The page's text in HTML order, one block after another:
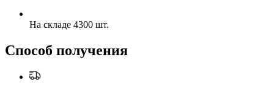
На складе 4300 шт.
Способ получения